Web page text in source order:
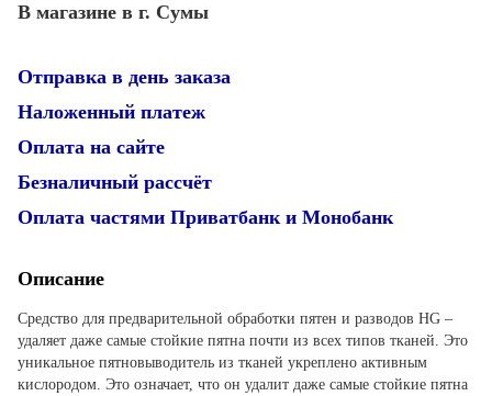
В магазине в г. Сумы
Отправка в день заказа
Наложенный платеж
Оплата на сайте
Безналичный рассчёт
Оплата частями Приватбанк и Монобанк
Описание
Средство для предварительной обработки пятен и разводов HG –
удаляет даже самые стойкие пятна почти из всех типов тканей. Это
уникальное пятновыводитель из тканей укреплено активным
кислородом. Это означает, что он удалит даже самые стойкие пятна